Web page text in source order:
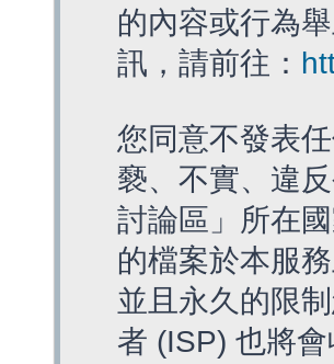
的內容或行為
訊，請前往：
您同意不發表
褻、不實、違
討論區」所在
的檔案於本服
並且永久的限
者 (ISP) 也將